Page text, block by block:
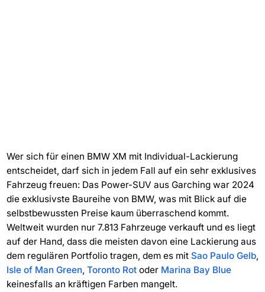
Wer sich für einen BMW XM mit Individual-Lackierung
entscheidet, darf sich in jedem Fall auf ein sehr exklusives
Fahrzeug freuen: Das Power-SUV aus Garching war 2024
die exklusivste Baureihe von BMW, was mit Blick auf die
selbstbewussten Preise kaum überraschend kommt.
Weltweit wurden nur 7.813 Fahrzeuge verkauft und es liegt
auf der Hand, dass die meisten davon eine Lackierung aus
dem regulären Portfolio tragen, dem es mit Sao Paulo Gelb,
Isle of Man Green, Toronto Rotoder Marina Bay Blue
keinesfalls an kräftigen Farben mangelt.